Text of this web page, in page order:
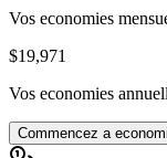
Vos economies
$19,971
Vos economies
Commencez a